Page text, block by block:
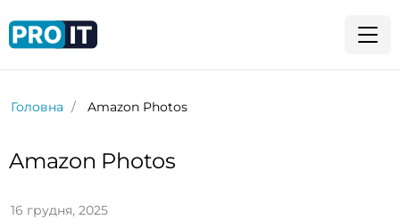
Головна Amazon Photos
Amazon Photos
16 грудня, 2025